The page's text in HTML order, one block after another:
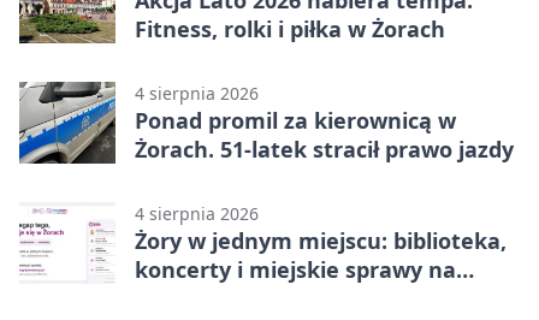
Fitness, rolki i piłka w Żorach
4 sierpnia 2026
Ponad promil za kierownicą w
Żorach. 51-latek stracił prawo jazdy
4 sierpnia 2026
Żory w jednym miejscu: biblioteka,
koncerty i miejskie sprawy na